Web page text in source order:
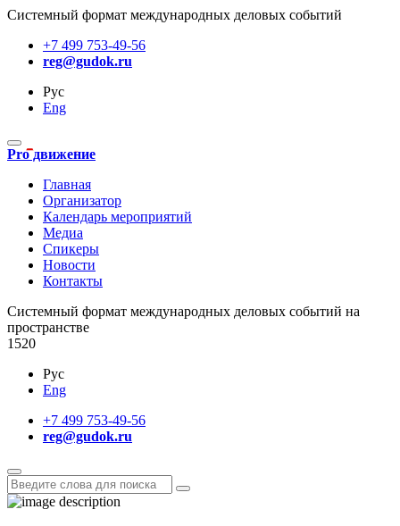
Системный формат международных деловых событий
+7 499 753-49-56
reg@gudok.ru
Рус
Eng
Pro движение
Главная
Организатор
Календарь мероприятий
Медиа
Спикеры
Новости
Контакты
Cистемный формат международных деловых событий на
пространстве
1520
Рус
Eng
+7 499 753-49-56
reg@gudok.ru